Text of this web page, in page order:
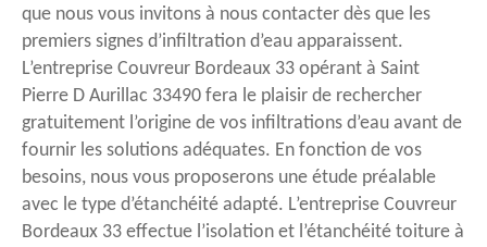
que nous vous invitons à nous contacter dès que les
premiers signes d’infiltration d’eau apparaissent.
L’entreprise Couvreur Bordeaux 33 opérant à Saint
Pierre D Aurillac 33490 fera le plaisir de rechercher
gratuitement l’origine de vos infiltrations d’eau avant de
fournir les solutions adéquates. En fonction de vos
besoins, nous vous proposerons une étude préalable
avec le type d’étanchéité adapté. L’entreprise Couvreur
Bordeaux 33 effectue l’isolation et l’étanchéité toiture à